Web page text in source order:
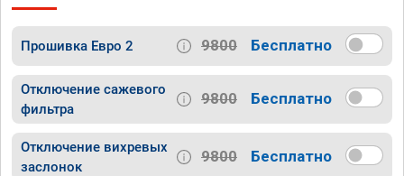
Прошивка Евро 2 9800 Бесплатно
Отключение сажевого
фильтра
9800 Бесплатно
Отключение вихревых
заслонок
9800 Бесплатно